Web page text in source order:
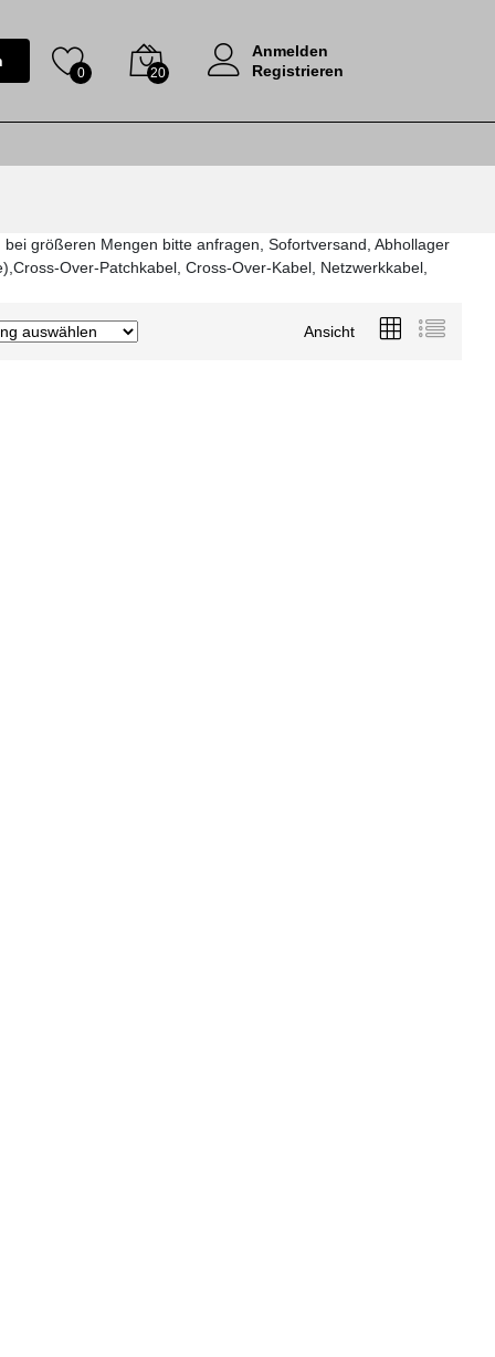
0 20
Anmelden
Registrieren
größeren Mengen bitte anfragen, Sofortversand, Abhollager
Over-Patchkabel, Cross-Over-Kabel, Netzwerkkabel,
Ansicht